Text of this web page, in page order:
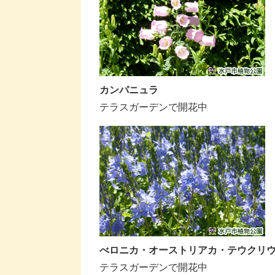
カンパニュラ
テラスガーデンで開花中
べロニカ・オーストリアカ・テウクリ
テラスガーデンで開花中